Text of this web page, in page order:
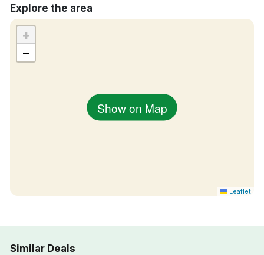
Explore the area
Show on Map
+
−
Leaflet
Similar Deals